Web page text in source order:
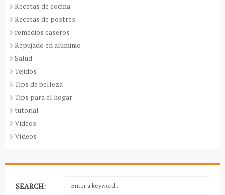
Recetas de cocina
Recetas de postres
remedios caseros
Repujado en aluminio
Salud
Tejidos
Tips de belleza
Tips para el hogar
tutorial
Videos
Vídeos
SEARCH: